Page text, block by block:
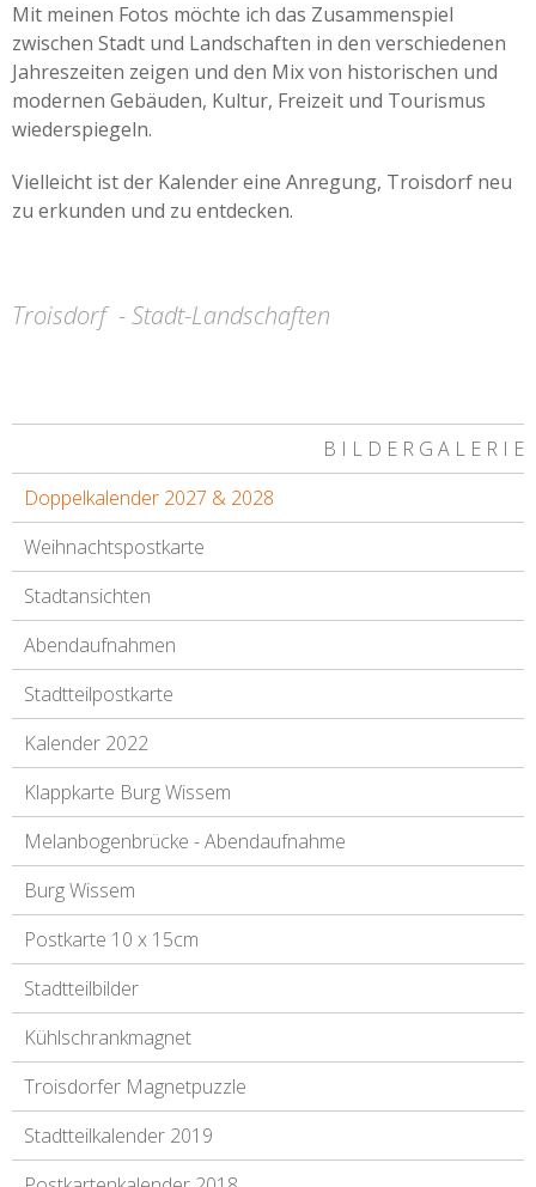
Mit meinen Fotos möchte ich das Zusammenspiel
zwischen Stadt und Landschaften in den verschiedenen
Jahreszeiten zeigen und den Mix von historischen und
modernen Gebäuden, Kultur, Freizeit und Tourismus
wiederspiegeln.
Vielleicht ist der Kalender eine Anregung, Troisdorf neu
zu erkunden und zu entdecken.
Troisdorf - Stadt-Landschaften
B I L D E R G A L E R I E
Doppelkalender 2027 & 2028
Weihnachtspostkarte
Stadtansichten
Abendaufnahmen
Stadtteilpostkarte
Kalender 2022
Klappkarte Burg Wissem
Melanbogenbrücke - Abendaufnahme
Burg Wissem
Postkarte 10 x 15cm
Stadtteilbilder
Kühlschrankmagnet
Troisdorfer Magnetpuzzle
Stadtteilkalender 2019